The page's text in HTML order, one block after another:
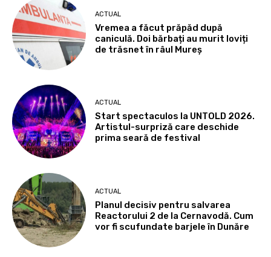
ACTUAL
Vremea a făcut prăpăd după
caniculă. Doi bărbați au murit loviți
de trăsnet în râul Mureș
ACTUAL
Start spectaculos la UNTOLD 2026.
Artistul-surpriză care deschide
prima seară de festival
ACTUAL
Planul decisiv pentru salvarea
Reactorului 2 de la Cernavodă. Cum
vor fi scufundate barjele în Dunăre